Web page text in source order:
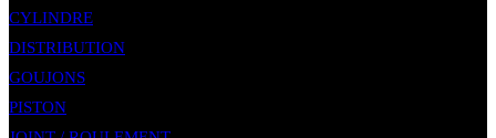
CYLINDRE
DISTRIBUTION
GOUJONS
PISTON